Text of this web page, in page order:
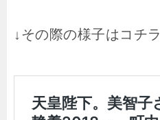
↓その際の様子はコチラ